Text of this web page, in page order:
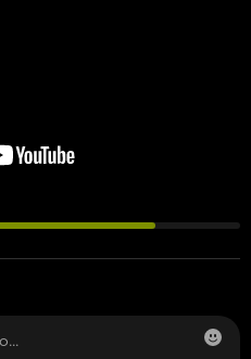
base
dopo aver finito
AutoDrive, passare a un
di lavoro selezionato.
utilizzato come punto di
che il lavoratore raggiunge il
campo sotto il veicolo e